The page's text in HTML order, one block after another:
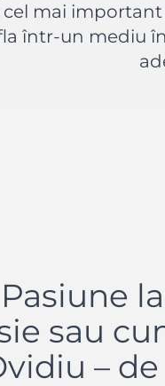
mai important
într-un mediu
la
sau
–